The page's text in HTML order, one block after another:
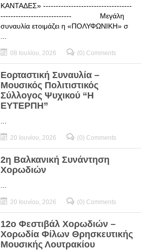
ΚΑΝΤΑΔΕΣ» -----------------------------------
---------------------------- Μεγάλη
συναυλία ετοιμάζει η «ΠΟΛΥΦΩΝΙΚΗ» σ
08 Ιουλίου, 2026 (0) Comments
Εορταστική Συναυλία –
Μουσικός Πολιτιστικός
Σύλλογος Ψυχικού “Η
ΕΥΤΕΡΠΗ”
20 Ιουνίου, 2026 (0) Comments
2η Βαλκανική Συνάντηση
Χορωδιών
20 Ιουνίου, 2026 (0) Comments
12ο Φεστιβάλ Χορωδιών –
Χορωδία Φίλων Θρησκευτικής
Μουσικής Λουτρακίου